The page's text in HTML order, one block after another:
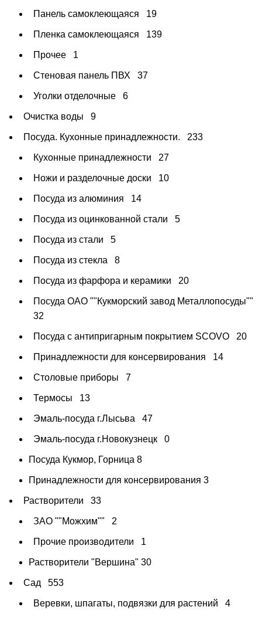
Панель самоклеющаяся 19
Пленка самоклеющаяся 139
Прочее 1
Стеновая панель ПВХ 37
Уголки отделочные 6
Очистка воды 9
Посуда. Кухонные принадлежности. 233
Кухонные принадлежности 27
Ножи и разделочные доски 10
Посуда из алюминия 14
Посуда из оцинкованной стали 5
Посуда из стали 5
Посуда из стекла 8
Посуда из фарфора и керамики 20
Посуда ОАО ""Кукморский завод Металлопосуды""
32
Посуда с антипригарным покрытием SCOVO 20
Принадлежности для консервирования 14
Столовые приборы 7
Термосы 13
Эмаль-посуда г.Лысьва 47
Эмаль-посуда г.Новокузнецк 0
Посуда Кукмор, Горница 8
Принадлежности для консервирования 3
Растворители 33
ЗАО ""Можхим"" 2
Прочие производители 1
Растворители "Вершина" 30
Сад 553
Веревки, шпагаты, подвязки для растений 4